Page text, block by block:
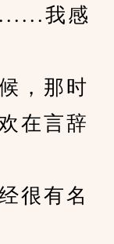
我感
，那时
在言辞
很有名